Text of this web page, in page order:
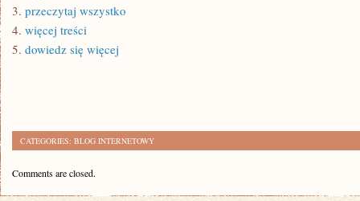
3. przeczytaj wszystko
4. więcej treści
5. dowiedz się więcej
CATEGORIES: BLOG INTERNETOWY
Comments are closed.